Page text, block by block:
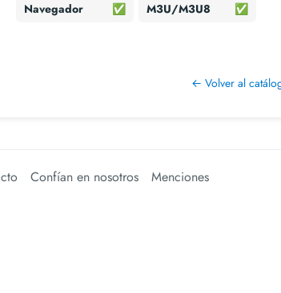
Navegador ✅ M3U/M3U8 ✅
← Volver al
Confían en nosotros Menciones